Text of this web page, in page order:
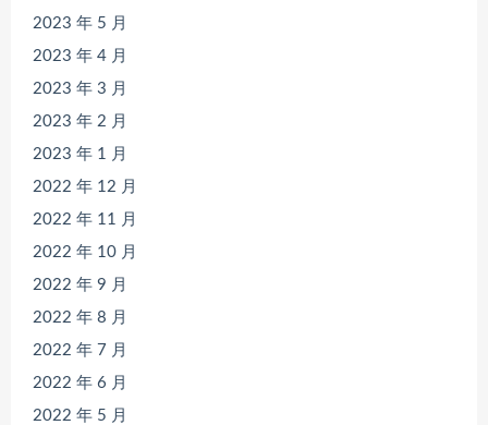
2023 年 5 月
2023 年 4 月
2023 年 3 月
2023 年 2 月
2023 年 1 月
2022 年 12 月
2022 年 11 月
2022 年 10 月
2022 年 9 月
2022 年 8 月
2022 年 7 月
2022 年 6 月
2022 年 5 月